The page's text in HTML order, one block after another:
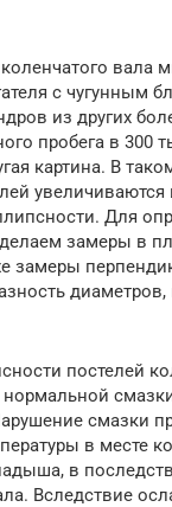
вала
с чугунным
из других
пробега в 300
картина. В
увеличиваются
Для
замеры в
замеры
постелей
смазки
в месте
в
Вследствие